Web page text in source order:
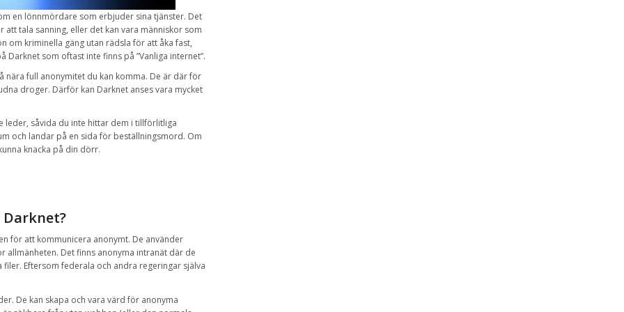
en lönnmördare som erbjuder sina tjänster. Det
att tala sanning, eller det kan vara människor som
om kriminella gäng utan rädsla för att åka fast,
Darknet som oftast inte finns på ”Vanliga internet”.
nära full anonymitet du kan komma. De är där för
droger. Därför kan Darknet anses vara mycket
leder, såvida du inte hittar dem i tillförlitliga
och landar på en sidaför beställningsmord. Om
knacka på din dörr.
Darknet?
för att kommunicera anonymt. De använder
allmänheten. Det finns anonyma intranät där de
filer. Eftersomfederala och andra regeringar själva
. De kan skapa och vara värd för anonyma